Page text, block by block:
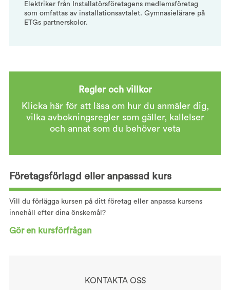
Elektriker från Installatörsföretagens medlemsföretag
som omfattas av installationsavtalet. Gymnasielärare på
ETGs partnerskolor.
Regler och villkor
Klicka här för att läsa om hur du anmäler dig,
vilka avbokningsregler som gäller, kallelser
och annat som du behöver veta
Företagsförlagd eller anpassad kurs
Vill du förlägga kursen på ditt företag eller anpassa kursens
innehåll efter dina önskemål?
Gör en kursförfrågan
KONTAKTA OSS